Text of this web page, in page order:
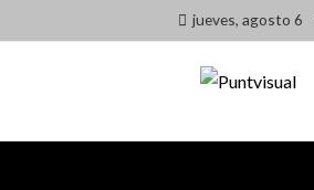
jueves, agosto 6